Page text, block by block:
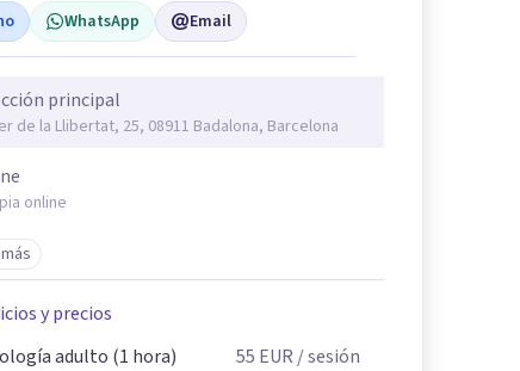
WhatsApp Email
principal
de la Llibertat, 25, 08911 Badalona, Barcelona
online
y precios
adulto (1 hora)
55 EUR / sesión